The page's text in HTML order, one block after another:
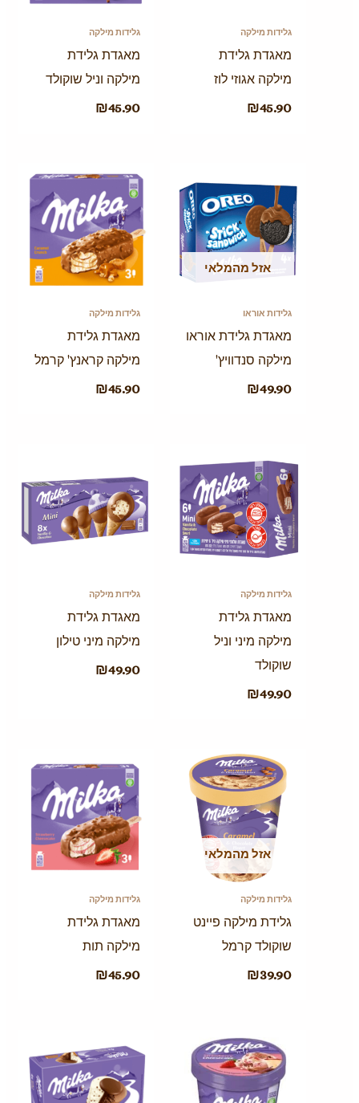
גלידות מילקה
מאגדת גלידת
מילקה אגוזי לוז
₪45.90
גלידות מילקה
מאגדת גלידת
מילקה וניל שוקולד
₪45.90
אזל מהמלאי
גלידות אוראו
מאגדת גלידת אוראו
מילקה סנדוויץ'
₪49.90
גלידות מילקה
מאגדת גלידת
מילקה קראנץ' קרמל
₪45.90
גלידות מילקה
מאגדת גלידת
מילקה מיני וניל
שוקולד
₪49.90
גלידות מילקה
מאגדת גלידת
מילקה מיני טילון
₪49.90
אזל מהמלאי
גלידות מילקה
גלידת מילקה פיינט
שוקולד קרמל
₪39.90
גלידות מילקה
מאגדת גלידת
מילקה תות
₪45.90